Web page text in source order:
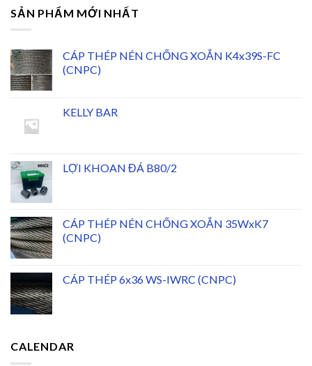
SẢN PHẨM MỚI NHẤT
CÁP THÉP NÉN CHỐNG XOẮN K4x39S-FC
(CNPC)
KELLY BAR
LỢI KHOAN ĐÁ B80/2
CÁP THÉP NÉN CHỐNG XOẮN 35WxK7
(CNPC)
CÁP THÉP 6x36 WS-IWRC (CNPC)
CALENDAR